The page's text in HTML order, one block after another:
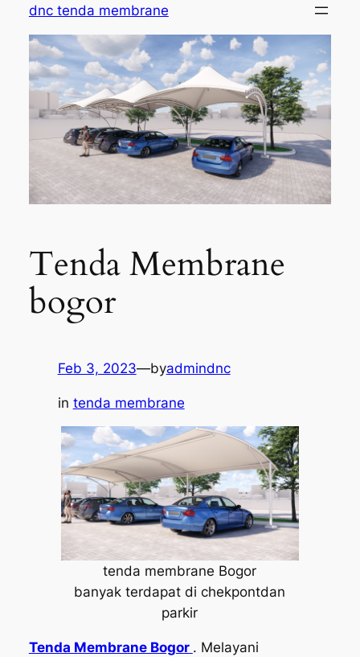
content
dnc tenda membrane
Tenda Membrane
bogor
Feb 3, 2023—byadmindnc
in tenda membrane
tenda membrane Bogor
banyak terdapat di chekpontdan
parkir
Tenda Membrane Bogor . Melayani